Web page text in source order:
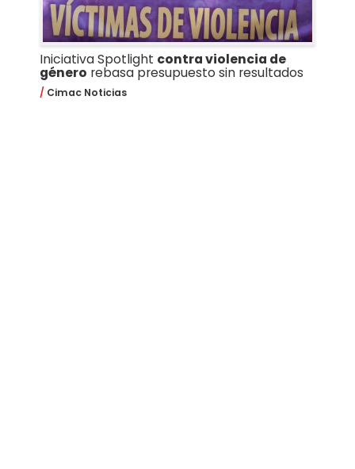
Iniciativa Spotlight contra violencia de
género rebasa presupuesto sin resultados
Cimac Noticias